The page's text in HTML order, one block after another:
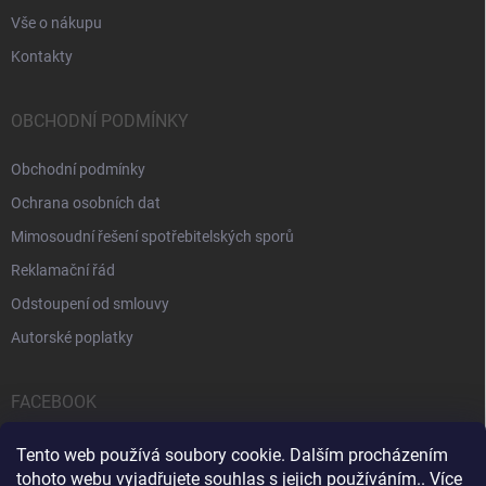
Tento web používá soubory cookie. Dalším procházením
tohoto webu vyjadřujete souhlas s jejich používáním.. Více
Vše o nákupu
Kontakty
OBCHODNÍ PODMÍNKY
Obchodní podmínky
Ochrana osobních dat
Mimosoudní řešení spotřebitelských sporů
Reklamační řád
Odstoupení od smlouvy
Autorské poplatky
FACEBOOK